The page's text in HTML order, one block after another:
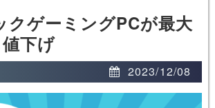
クゲーミングPCが最大
下げ
2023/12/08